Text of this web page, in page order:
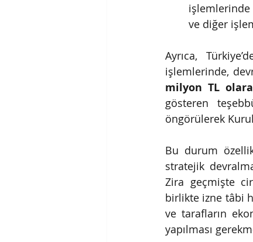
ve diğer
Ayrıca,
işlemlerinde,
milyon TL
gösteren
öngörülerek
Bu durum
stratejik
Zira geçmişte
birlikte izne tâbi
ve tarafların
yapılması